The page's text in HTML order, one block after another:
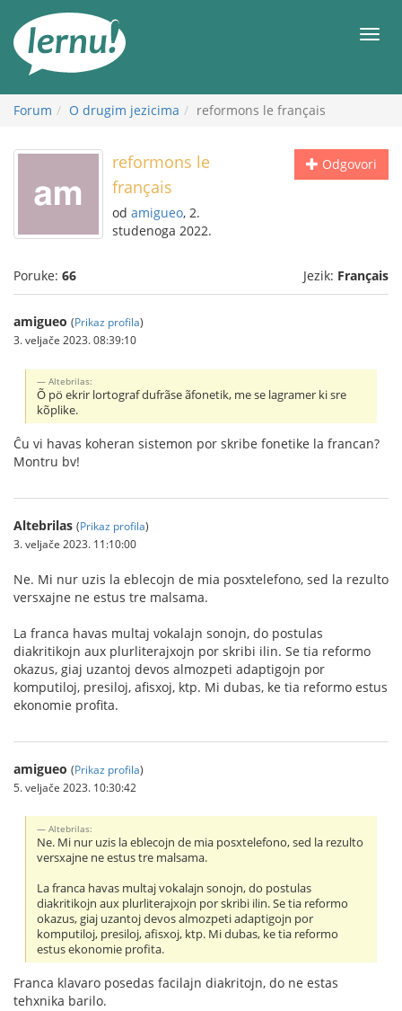
Meni
Forum O drugim jezicima reformons le français
Odgovori
reformons le
français
od amigueo, 2.
studenoga 2022.
Poruke: 66 Jezik: Français
amigueo (Prikaz profila)
3. veljače 2023. 08:39:10
Altebrilas:
Õ pö ekrir lortograf dufrãse ãfonetik, me se lagramer ki sre
kõplike.
Ĉu vi havas koheran sistemon por skribe fonetike la francan?
Montru bv!
Altebrilas (Prikaz profila)
3. veljače 2023. 11:10:00
Ne. Mi nur uzis la eblecojn de mia posxtelefono, sed la rezulto
versxajne ne estus tre malsama.
La franca havas multaj vokalajn sonojn, do postulas
diakritikojn aux plurliterajxojn por skribi ilin. Se tia reformo
okazus, giaj uzantoj devos almozpeti adaptigojn por
komputiloj, presiloj, afisxoj, ktp. Mi dubas, ke tia reformo estus
ekonomie profita.
amigueo (Prikaz profila)
5. veljače 2023. 10:30:42
Altebrilas:
Ne. Mi nur uzis la eblecojn de mia posxtelefono, sed la rezulto
versxajne ne estus tre malsama.
La franca havas multaj vokalajn sonojn, do postulas
diakritikojn aux plurliterajxojn por skribi ilin. Se tia reformo
okazus, giaj uzantoj devos almozpeti adaptigojn por
komputiloj, presiloj, afisxoj, ktp. Mi dubas, ke tia reformo
estus ekonomie profita.
Franca klavaro posedas facilajn diakritojn, do ne estas
tehxnika barilo.